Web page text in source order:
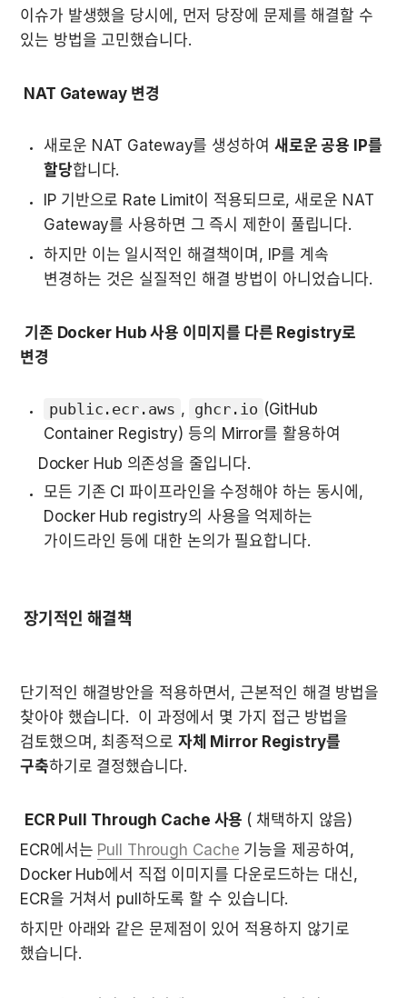
이슈가 발생했을 당시에, 먼저 당장에 문제를 해결할 수
있는 방법을 고민했습니다.
NAT Gateway 변경
새로운 NAT Gateway를 생성하여 새로운 공용 IP를
할당합니다.
IP 기반으로 Rate Limit이 적용되므로, 새로운 NAT
Gateway를 사용하면 그 즉시 제한이 풀립니다.
하지만 이는 일시적인 해결책이며, IP를 계속
변경하는 것은 실질적인 해결 방법이 아니었습니다.
기존 Docker Hub 사용 이미지를 다른 Registry로
변경
public.ecr.aws , ghcr.io (GitHub
    Docker Hub 의존성을 줄입니다.
모든 기존 CI 파이프라인을 수정해야 하는 동시에,
Docker Hub registry의 사용을 억제하는
가이드라인 등에 대한 논의가 필요합니다.
장기적인 해결책
단기적인 해결방안을 적용하면서, 근본적인 해결 방법을
찾아야 했습니다.  이 과정에서 몇 가지 접근 방법을
검토했으며, 최종적으로 자체 Mirror Registry를
구축하기로 결정했습니다.
ECR Pull Through Cache 사용 ( 채택하지 않음)
ECR에서는 Pull Through Cache 기능을 제공하여,
Docker Hub에서 직접 이미지를 다운로드하는 대신,
ECR을 거쳐서 pull하도록 할 수 있습니다.
하지만 아래와 같은 문제점이 있어 적용하지 않기로
했습니다.